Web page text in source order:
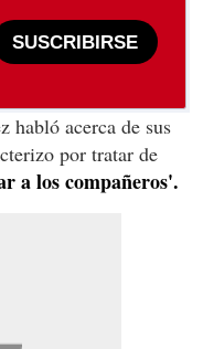
SUSCRIBIRSE
habló acerca de sus
por tratar de
a los compañeros'.